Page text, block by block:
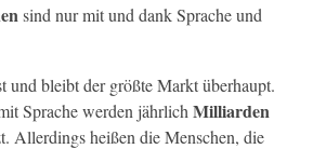
sind nur mit und dank Sprache und
und bleibt der größte Markt überhaupt.
Sprache werden jährlich Milliarden
Allerdings heißen die Menschen, die